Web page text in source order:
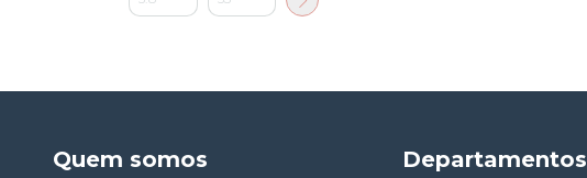
Quem somos Departamentos